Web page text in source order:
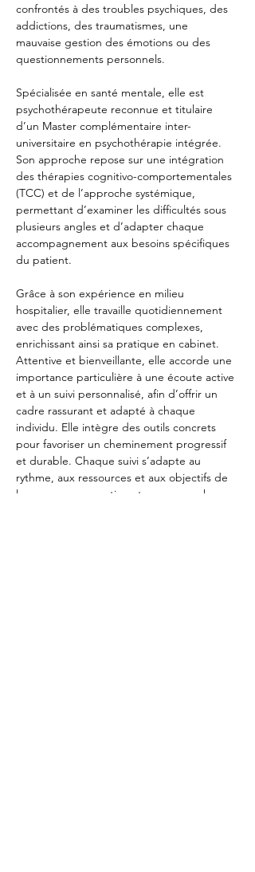
confrontés à des troubles psychiques, des
addictions, des traumatismes, une
mauvaise gestion des émotions ou des
questionnements personnels.
Spécialisée en santé mentale, elle est
psychothérapeute reconnue et titulaire
d’un Master complémentaire inter-
universitaire en psychothérapie intégrée.
Son approche repose sur une intégration
des thérapies cognitivo-comportementales
(TCC) et de l’approche systémique,
permettant d’examiner les difficultés sous
plusieurs angles et d’adapter chaque
accompagnement aux besoins spécifiques
du patient.
Grâce à son expérience en milieu
hospitalier, elle travaille quotidiennement
avec des problématiques complexes,
enrichissant ainsi sa pratique en cabinet.
Attentive et bienveillante, elle accorde une
importance particulière à une écoute active
et à un suivi personnalisé, afin d’offrir un
cadre rassurant et adapté à chaque
individu. Elle intègre des outils concrets
pour favoriser un cheminement progressif
et durable. Chaque suivi s’adapte au
rythme, aux ressources et aux objectifs de
la personne, garantissant une approche